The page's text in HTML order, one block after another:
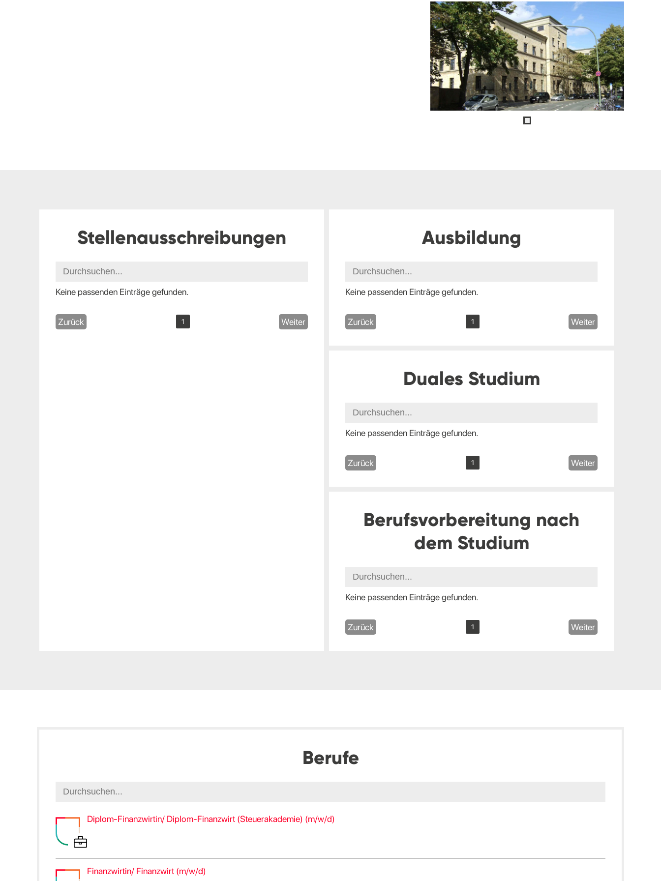
Stellenausschreibungen
Keine passenden Einträge gefunden.
Zurück 1 Weiter
Ausbildung
Keine passenden Einträge gefunden.
Zurück 1 Weiter
Duales Studium
Keine passenden Einträge gefunden.
Zurück 1 Weiter
Berufsvorbereitung nach
dem Studium
Keine passenden Einträge gefunden.
Zurück 1 Weiter
Berufe
Diplom-Finanzwirtin/ Diplom-Finanzwirt (Steuerakademie) (m/w/d)
Finanzwirtin/ Finanzwirt (m/w/d)